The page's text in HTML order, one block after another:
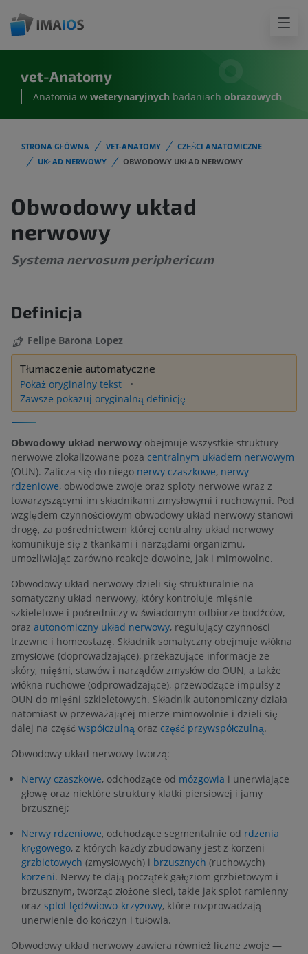
vet-Anatomy
Anatomia w weterynaryjnych badaniach obrazowych
STRONA GŁÓWNA VET-ANATOMY
CZĘŚCI ANATOMICZNE
UKŁAD NERWOWY
OBWODOWY UKŁAD NERWOWY
Obwodowy układ
nerwowy
Systema nervosum periphericum
Definicja
Felipe Barona Lopez
Tłumaczenie automatyczne
Pokaż oryginalny tekst
Zawsze pokazuj oryginalną definicję
Obwodowy układ nerwowy obejmuje wszystkie struktury
nerwowe zlokalizowane poza centralnym układem nerwowym
(OUN). Zalicza się do niego nerwy czaszkowe, nerwy
rdzeniowe, obwodowe zwoje oraz sploty nerwowe wraz z
towarzyszącymi im składnikami zmysłowymi i ruchowymi. Pod
względem czynnościowym obwodowy układ nerwowy stanowi
drogę, za pośrednictwem której centralny układ nerwowy
komunikuje się z tkankami i narządami organizmu,
umożliwiając zarówno reakcje dowolne, jak i mimowolne.
Obwodowy układ nerwowy dzieli się strukturalnie na
somatyczny układ nerwowy, który kontroluje mięśnie
szkieletowe i pośredniczy w świadomym odbiorze bodźców,
oraz autonomiczny układ nerwowy, regulujący czynności
trzewne i homeostazę. Składnik somatyczny obejmuje włókna
zmysłowe (doprowadzające), przekazujące informacje ze
skóry, mięśni, stawów i narządów zmysłów do OUN, a także
włókna ruchowe (odprowadzające), przewodzące impulsy z
OUN do mięśni szkieletowych. Składnik autonomiczny działa
natomiast w przeważającej mierze mimowolnie i dzieli się
dalej na część współczulną oraz część przywspółczulną.
Obwodowy układ nerwowy tworzą:
Nerwy czaszkowe, odchodzące od mózgowia i unerwiające
głowę oraz niektóre struktury klatki piersiowej i jamy
brzusznej;
Nerwy rdzeniowe, odchodzące segmentalnie od rdzenia
kręgowego, z których każdy zbudowany jest z korzeni
grzbietowych (zmysłowych) i brzusznych (ruchowych)
korzeni. Nerwy te dają początek gałęziom grzbietowym i
brzusznym, tworząc złożone sieci, takie jak splot ramienny
oraz splot lędźwiowo-krzyżowy, które rozprowadzają
unerwienie do kończyn i tułowia.
Obwodowy układ nerwowy zawiera również liczne zwoje —